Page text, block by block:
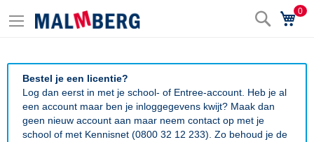
Zoek0
Bestel je een licentie?
Log dan eerst in met je school- of Entree-account. Heb je al
een account maar ben je inloggegevens kwijt? Maak dan
geen nieuw account aan maar neem contact op met je
school of met Kennisnet (0800 32 12 233). Zo behoud je de